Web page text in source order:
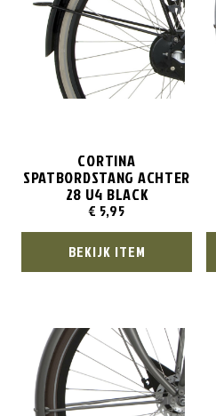
CORTINA
SPATBORDSTANG ACHTER
28 U4 BLACK
€ 5,95
BEKIJK ITEM